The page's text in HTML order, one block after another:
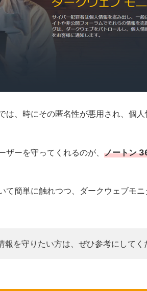
は、時にその匿名性が悪用され、個
ザーを守ってくれるのが、ノートン
て簡単に触れつつ、ダークウェブモ
報を守りたい方は、ぜひ参考にしてく